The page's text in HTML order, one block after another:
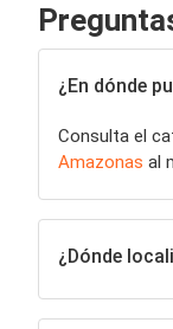
¿En dónde
Consulta el
Amazonas al
¿Dónde